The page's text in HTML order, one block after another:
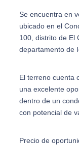
Se encuentra en
ubicado en el
100, distrito de El
departamento de
El terreno cuenta
una excelente
dentro de un
con potencial de
Precio de